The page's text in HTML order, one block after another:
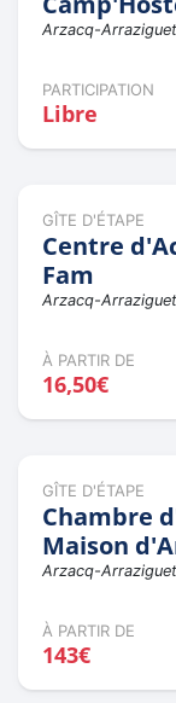
Arzacq-Arraziguet
PARTICIPATION
Libre
GÎTE D'ÉTAPE
Centre
Fam
Arzacq-Arraziguet
À PARTIR DE
16,50€
GÎTE D'ÉTAPE
Chambre
Maison
Arzacq-Arraziguet
À PARTIR DE
143€